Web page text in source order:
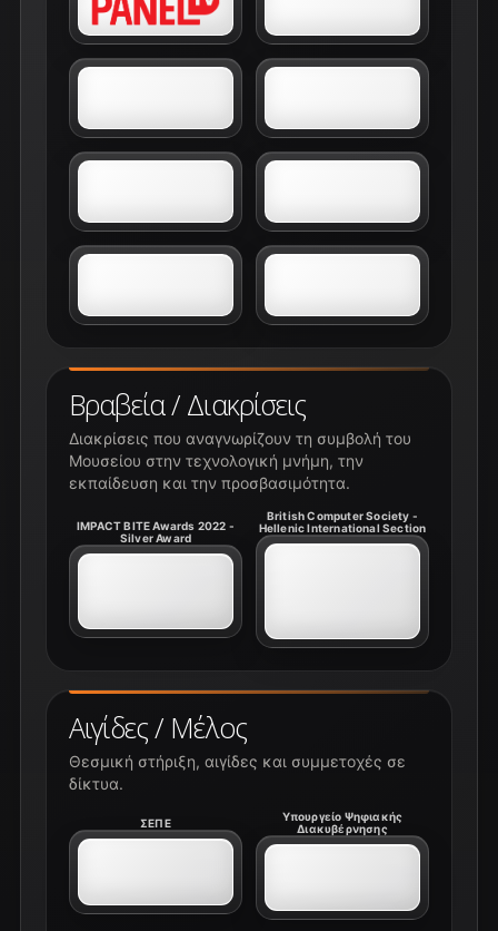
Αιγίδες / Μέλος
Θεσμική στήριξη, αιγίδες και συμμετοχές σε
δίκτυα.
ΣΕΠΕ
Υπουργείο Ψηφιακής
Διακυβέρνησης
Βραβεία / Διακρίσεις
Διακρίσεις που αναγνωρίζουν τη συμβολή του
Μουσείου στην τεχνολογική μνήμη, την
εκπαίδευση και την προσβασιμότητα.
IMPACT BITE Awards 2022 -
Silver Award
British Computer Society -
Hellenic International Section